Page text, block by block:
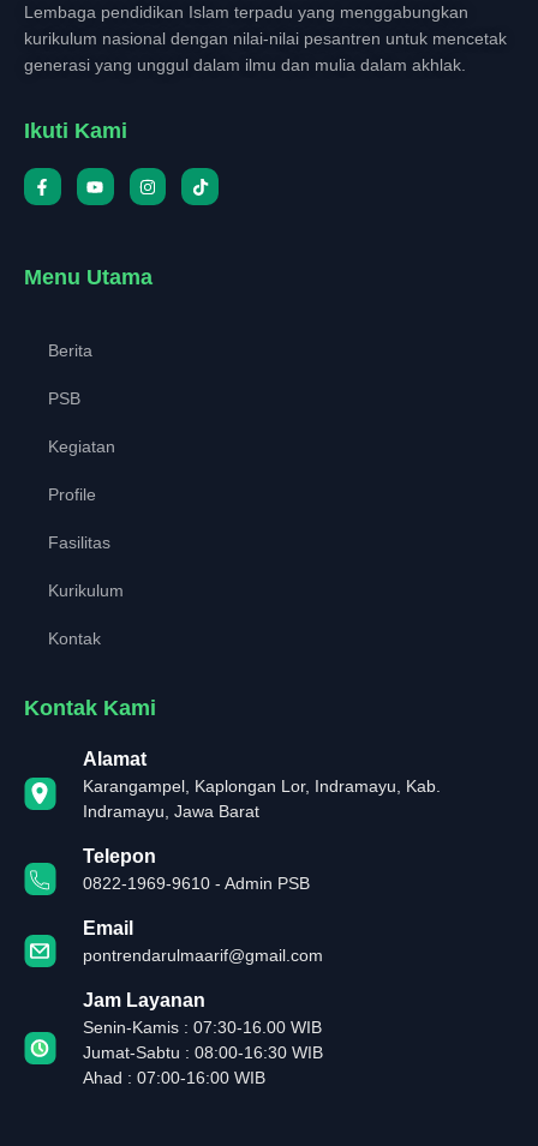
Lembaga pendidikan Islam terpadu yang menggabungkan
kurikulum nasional dengan nilai-nilai pesantren untuk mencetak
generasi yang unggul dalam ilmu dan mulia dalam akhlak.
Ikuti Kami
Menu Utama
Berita
PSB
Kegiatan
Profile
Fasilitas
Kurikulum
Kontak
Kontak Kami
Alamat
Karangampel, Kaplongan Lor, Indramayu, Kab.
Indramayu, Jawa Barat
Telepon
0822-1969-9610 - Admin PSB
Email
pontrendarulmaarif@gmail.com
Jam Layanan
Senin-Kamis : 07:30-16.00 WIB
Jumat-Sabtu : 08:00-16:30 WIB
Ahad : 07:00-16:00 WIB